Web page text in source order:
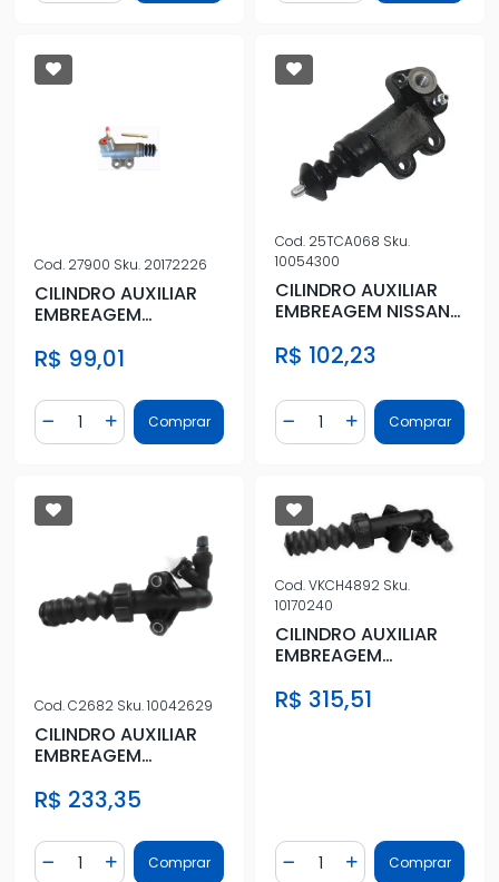
Cod. 27900 Sku. 20172226
CILINDRO AUXILIAR
EMBREAGEM
TRITON 3.2 08/
R$ 99,01
Diminuir Quantidade
Quantidade
Adicionar Quantidade
Comprar
Cod. 25TCA068 Sku.
10054300
CILINDRO AUXILIAR
EMBREAGEM NISSAN
2016
R$ 102,23
Diminuir Quantidade
Quantidade
AdicionarComprar
Cod.C2682 Sku.10042629
CILINDRO AUXILIAR
EMBREAGEM
R$ 233,35
Diminuir Quantidade
Quantidade
Adicionar Quantidade
Comprar
Cod.VKCH4892 Sku.
10170240
CILINDRO AUXILIAR
EMBREAGEM
R$ 315,51
Diminuir Quantidade
Quantidade
AdicionarComprar